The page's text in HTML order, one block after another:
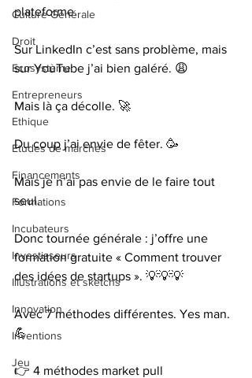
Culture Générale
Droit
Ecosystème
Entrepreneurs
Ethique
Etudes de marchés
Financements
Formations
Incubateurs
Investisseurs
Illustrations et sketchs
Innovation
Inventions
Jeu
plateforme.
Sur LinkedIn c’est sans problème, mais
sur YouTube j’ai bien galéré. 😩
Mais là ça décolle. 🚀
Du coup j’ai envie de fêter. 🥳
Mais je n’ai pas envie de le faire tout
seul.
Donc tournée générale : j’offre une
formation gratuite « Comment trouver
des idées de startups ». 💡💡💡
Avec 7 méthodes différentes. Yes man.
💪
👉 4 méthodes market pull